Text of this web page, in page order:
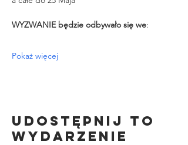
WYZWANIE będzie odbywało się we:
Pokaż więcej
Udostępnij to
wydarzenie